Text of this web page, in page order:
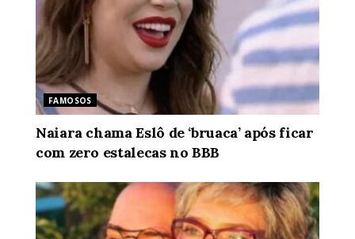
FAMOSOS
Naiara chama Eslô de ‘bruaca’ após ficar
com zero estalecas no BBB